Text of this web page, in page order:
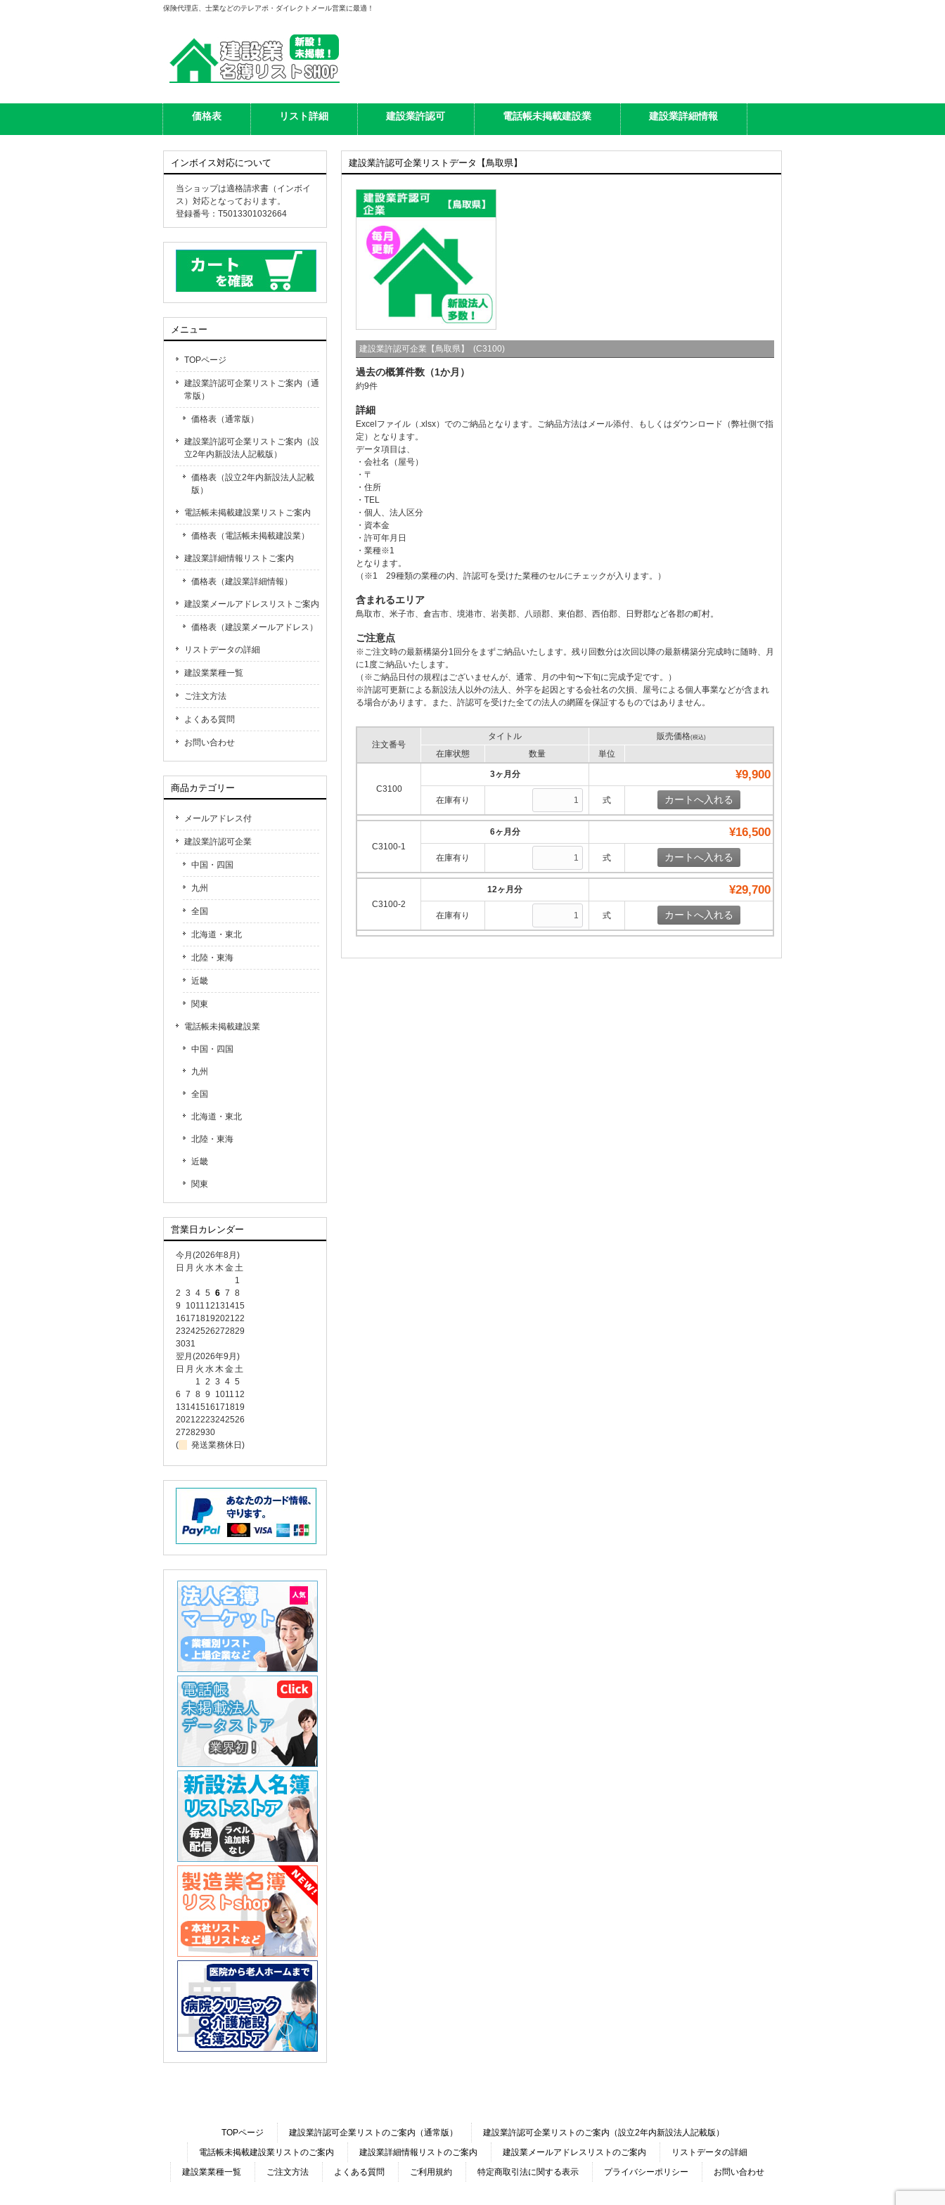
保険代理店、士業などのテレアポ・ダイレクトメール営業に最適！
価格表 リスト詳細 建設業許認可 電話帳未掲載建設業 建設業詳細情報
建設業許認可企業リストデータ【鳥取県】
建設業許認可企業【鳥取県】 (C3100)
過去の概算件数（1か月）
約9件
詳細
Excelファイル（.xlsx）でのご納品となります。ご納品方法はメール添付、もしくはダウンロード（弊社側で指
定）となります。
データ項目は、
・会社名（屋号）
・〒
・住所
・TEL
・個人、法人区分
・資本金
・許可年月日
・業種※1
となります。
（※1 29種類の業種の内、許認可を受けた業種のセルにチェックが入ります。）
含まれるエリア
鳥取市、米子市、倉吉市、境港市、岩美郡、八頭郡、東伯郡、西伯郡、日野郡など各郡の町村。
ご注意点
※ご注文時の最新構築分1回分をまずご納品いたします。残り回数分は次回以降の最新構築分完成時に随時、月
に1度ご納品いたします。
（※ご納品日付の規程はございませんが、通常、月の中旬〜下旬に完成予定です。）
※許認可更新による新設法人以外の法人、外字を起因とする会社名の欠損、屋号による個人事業などが含まれ
る場合があります。また、許認可を受けた全ての法人の網羅を保証するものではありません。
注文番号
タイトル 販売価格(税込)
在庫状態 数量 単位
C3100
3ヶ月分 ¥9,900
在庫有り 式
C3100-1
6ヶ月分 ¥16,500
在庫有り 式
C3100-2
12ヶ月分 ¥29,700
在庫有り 式
インボイス対応について
当ショップは適格請求書（インボイ
ス）対応となっております。
登録番号：T5013301032664
メニュー
TOPページ
建設業許認可企業リストご案内（通
常版）
価格表（通常版）
建設業許認可企業リストご案内（設
立2年内新設法人記載版）
価格表（設立2年内新設法人記載
版）
電話帳未掲載建設業リストご案内
価格表（電話帳未掲載建設業）
建設業詳細情報リストご案内
価格表（建設業詳細情報）
建設業メールアドレスリストご案内
価格表（建設業メールアドレス）
リストデータの詳細
建設業業種一覧
ご注文方法
よくある質問
お問い合わせ
商品カテゴリー
メールアドレス付
建設業許認可企業
中国・四国
九州
全国
北海道・東北
北陸・東海
近畿
関東
電話帳未掲載建設業
中国・四国
九州
全国
北海道・東北
北陸・東海
近畿
関東
営業日カレンダー
今月(2026年8月)
日 月 火 水木金土
1
2 3 4 5 6 7 8
9
1011 12131415
16171819202122
23242526272829
3031
翌月(2026年9月)
日 月 火 水木金土
1 2 3 4 5
6 7 8 9 1011 12
13141516171819
20212223242526
27282930
(
発送業務休日)
TOPページ 建設業許認可企業リストのご案内（通常版）
建設業許認可企業リストのご案内（設立2年内新設法人記載版）
電話帳未掲載建設業リストのご案内
建設業詳細情報リストのご案内 建設業メールアドレスリストのご案内
リストデータの詳細
建設業業種一覧
ご注文方法 よくある質問 ご利用規約 特定商取引法に関する表示 プライバシーポリシー お問い合わせ